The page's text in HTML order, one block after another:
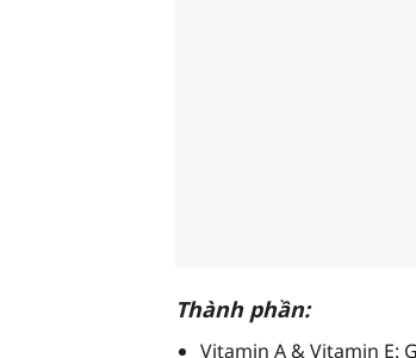
Thành phần:
Vitamin A & Vitamin E: